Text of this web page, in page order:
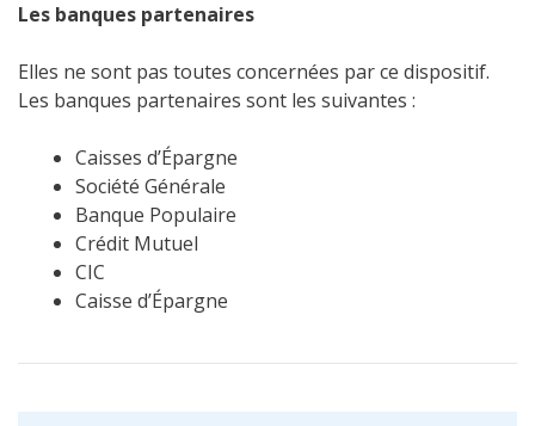
Les banques partenaires
Elles ne sont pas toutes concernées par ce dispositif.
Les banques partenaires sont les suivantes :
Caisses d’Épargne
Société Générale
Banque Populaire
Crédit Mutuel
CIC
Caisse d’Épargne